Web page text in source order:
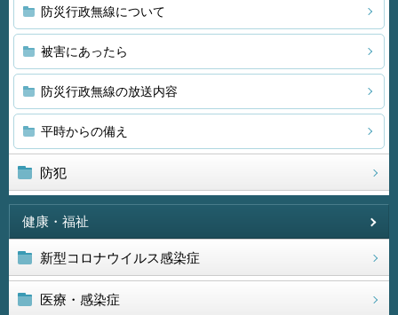
防災行政無線について
被害にあったら
防災行政無線の放送内容
平時からの備え
防犯
健康・福祉
新型コロナウイルス感染症
医療・感染症